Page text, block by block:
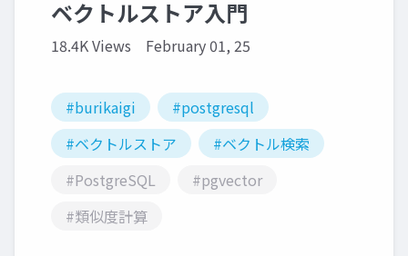
ベクトルストア入門
18.4K Views February 01, 25
#burikaigi
#postgresql
#ベクトルストア
#ベクトル検索
#PostgreSQL
#pgvector
#類似度計算